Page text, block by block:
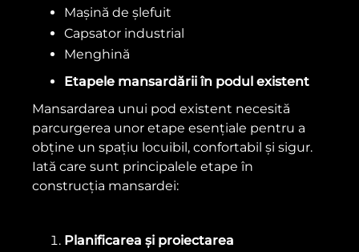
Mașină de șlefuit
Capsator industrial
Menghină
Etapele mansardării în podul existent
Mansardarea unui pod existent necesită
parcurgerea unor etape esențiale pentru a
obține un spațiu locuibil, confortabil și sigur.
Iată care sunt principalele etape în
construcția mansardei:
Planificarea și proiectarea